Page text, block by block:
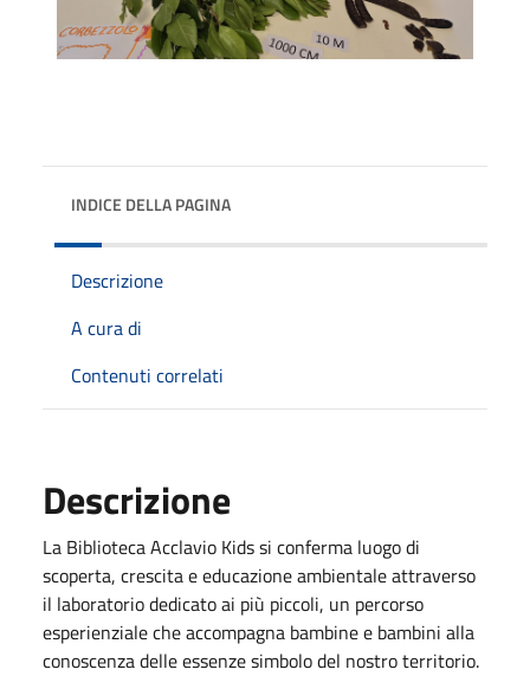
INDICE DELLA PAGINA
Descrizione
A cura di
Contenuti correlati
Descrizione
La Biblioteca Acclavio Kids si conferma luogo di
scoperta, crescita e educazione ambientale attraverso
il laboratorio dedicato ai più piccoli, un percorso
esperienziale che accompagna bambine e bambini alla
conoscenza delle essenze simbolo del nostro territorio.